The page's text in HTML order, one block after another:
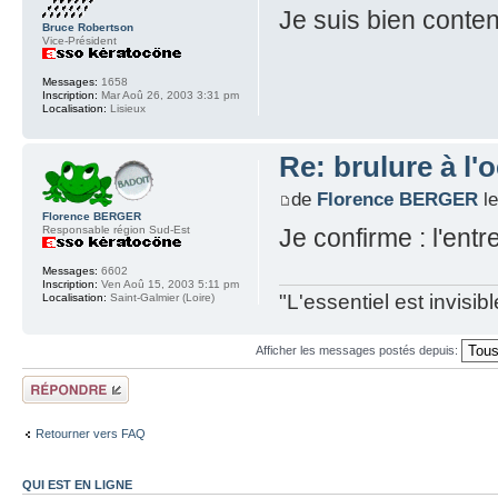
Je suis bien
Bruce Robertson
Vice-Président
Messages: 1658
Inscription: Mar Aoû 26, 2003 3:31 pm
Localisation: Lisieux
Re: brulure à
de Florence BERGERle
Je confirme :
"L'essentiel est
Florence BERGER
Responsable région Sud-Est
Messages: 6602
Inscription: Ven Aoû 15, 2003 5:11 pm
Localisation: Saint-Galmier (Loire)
Afficher les messages postés depuis:
Répondre
Retourner vers FAQ
QUI EST EN LIGNE